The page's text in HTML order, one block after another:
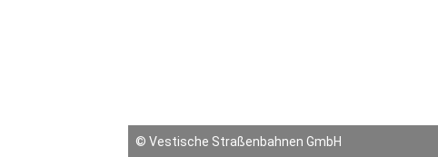
© Vestische Straßenbahnen GmbH